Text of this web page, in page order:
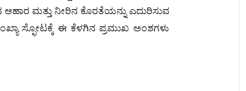
ಮತ್ತು ನೀರಿನ ಕೊರತೆಯನ್ನು ಎದುರಿಸುವ
ಸ್ಫೋಟಕ್ಕೆ ಈ ಕೆಳಗಿನ ಪ್ರಮುಖ ಅಂಶಗಳು